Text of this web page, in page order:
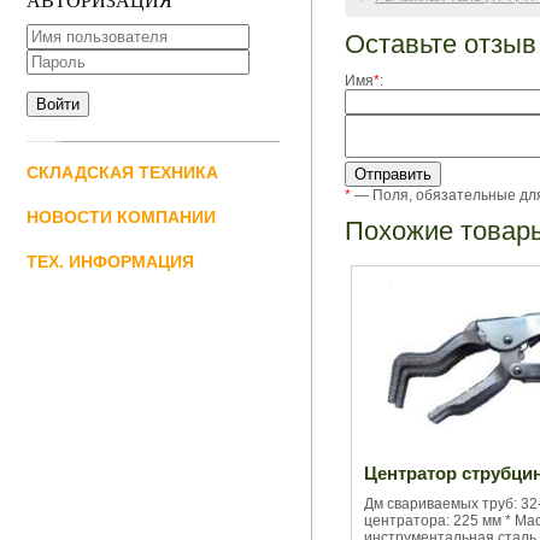
СКЛАДСКАЯ ТЕХНИКА
НОВОСТИ КОМПАНИИ
ТЕХ. ИНФОРМАЦИЯ
Оставьте отзыв
Имя*:
* — Поля, обязательные
Похожие
Центратор
Дм свариваемых труб:
центратора: 225 мм *